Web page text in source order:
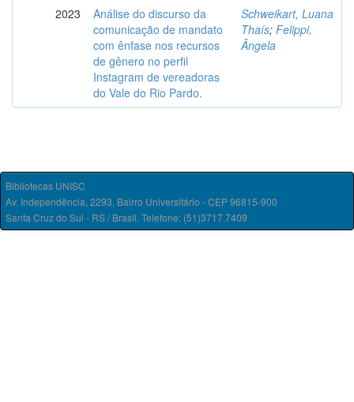
2023
Análise do discurso da
comunicação de mandato
com ênfase nos recursos
de gênero no perfil
Instagram de vereadoras
do Vale do Rio Pardo.
Schweikart, Luana
Thaís; Felippi,
Ângela
Bibliotecas UNISC
Av. Independência, 2293, Bairro Universitário - CEP 96815-900
Santa Cruz do Sul - RS / Brasil. Telefone: (51)3717.7409